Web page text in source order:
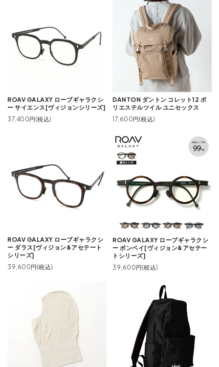
ROAV GALAXY ローブギャラクシ
ー サイエンス[ヴィジョンシリーズ]
37,400円(税込)
DANTON ダントン コレット12 ポ
リエステルツイル ユニセックス
17,600円(税込)
ROAV GALAXY ローブギャラクシ
ー ダラス[ヴィジョン&アセテート
シリーズ]
39,600円(税込)
ROAV GALAXY ローブギャラクシ
ー ボンベイ[ヴィジョン&アセテー
トシリーズ]
39,600円(税込)